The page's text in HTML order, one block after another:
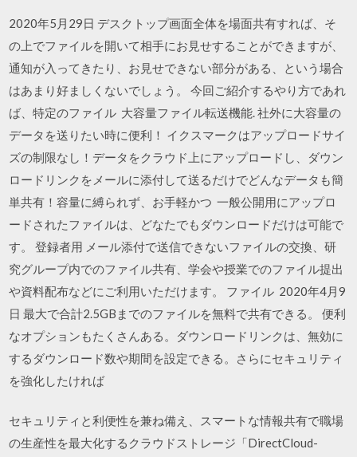
2020年5月29日 デスクトップ画面全体を場面共有すれば、そ
の上でファイルを開いて相手にお見せすることができますが、
通知が入ってきたり、お見せできない部分がある、という場合
はあまり好ましくないでしょう。 今回ご紹介するやり方であれ
ば、特定のファイル 大容量ファイル転送機能. 社外に大容量の
データを送りたい時に便利！ イクスマークはアップロードサイ
ズの制限なし！データをクラウド上にアップロードし、ダウン
ロードリンクをメールに添付して送るだけでどんなデータも簡
単共有！容量に縛られず、お手軽かつ 一般公開用にアップロ
ードされたファイルは、どなたでもダウンロードだけは可能で
す。 登録者用 メール添付で送信できないファイルの交換、研
究グループ内でのファイル共有、学会や授業でのファイル提出
や資料配布などにご利用いただけます。 ファイル 2020年4月9
日 最大で合計2.5GBまでのファイルを無料で共有できる。 便利
なオプションもたくさんある。ダウンロードリンクは、無効に
するダウンロード数や期間を設定できる。さらにセキュリティ
を強化したければ
セキュリティと利便性を兼ね備え、スマートな情報共有で職場
の生産性を最大化するクラウドストレージ「DirectCloud-